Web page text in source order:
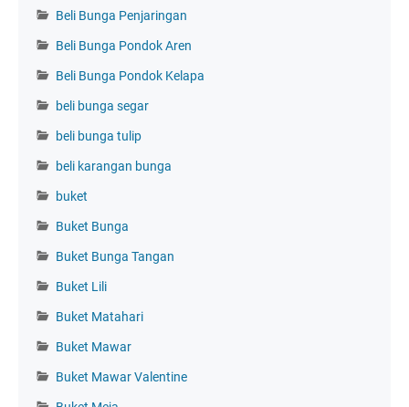
Beli Bunga Penjaringan
Beli Bunga Pondok Aren
Beli Bunga Pondok Kelapa
beli bunga segar
beli bunga tulip
beli karangan bunga
buket
Buket Bunga
Buket Bunga Tangan
Buket Lili
Buket Matahari
Buket Mawar
Buket Mawar Valentine